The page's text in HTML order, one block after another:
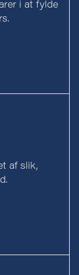
i at fylde
af slik,